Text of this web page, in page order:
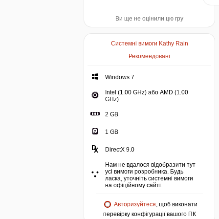
Ви ще не оцінили цю гру
Системні вимоги Kathy Rain
Рекомендовані
Windows 7
Intel (1.00 GHz) або AMD (1.00
GHz)
2 GB
1 GB
DirectX 9.0
Нам не вдалося відобразити тут
усі вимоги розробника. Будь
ласка, уточніть системні вимоги
на офіційному сайті.
Авторизуйтеся , щоб виконати
перевірку конфігурації вашого ПК